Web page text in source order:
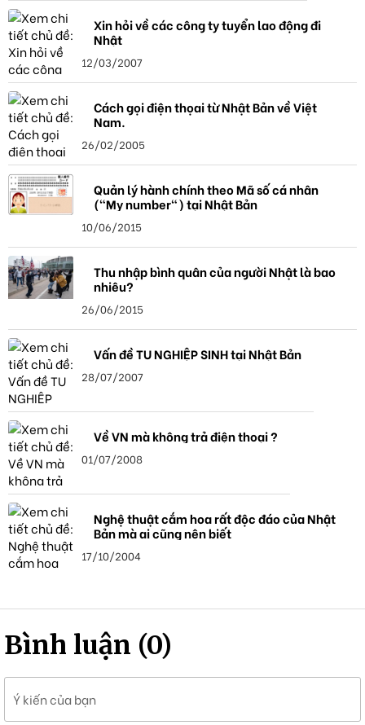
Xin hỏi về các công ty tuyển lao động đi
Nhật
12/03/2007
Cách gọi điện thọai từ Nhật Bản về Việt
Nam.
26/02/2005
Quản lý hành chính theo Mã số cá nhân
("My number") tại Nhật Bản
10/06/2015
Thu nhập bình quân của người Nhật là bao
nhiêu?
26/06/2015
Vấn đề TU NGHIỆP SINH tại Nhật Bản
28/07/2007
Về VN mà không trả điện thoại ?
01/07/2008
Nghệ thuật cắm hoa rất độc đáo của Nhật
Bản mà ai cũng nên biết
17/10/2004
Bình luận (0)
Ý kiến của bạn